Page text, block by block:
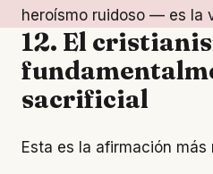
heroísmo ruidoso — es la
12. El
sacrificial
Esta es la afirmación más